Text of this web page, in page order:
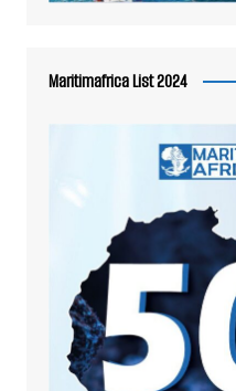
Maritimafrica List 2024